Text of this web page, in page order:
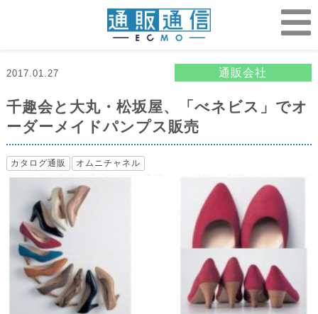
2017.01.27 通販会社
千趣会と大丸・松坂屋、「べネビス」でオ
ーダーメイドパンプス販売
カタログ通販 オムニチャネル